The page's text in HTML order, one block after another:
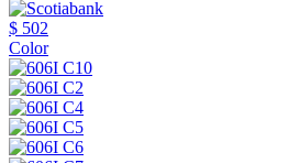
$ 502
Color